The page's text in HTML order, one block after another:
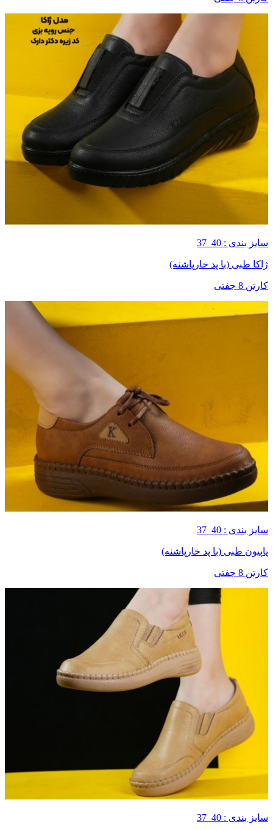
سایز بندی : 40_37
ژاکا طبی (با پد خارپاشنه)
کارتن 8 جفتی
سایز بندی : 40_37
پاپیون طبی (با پد خارپاشنه)
کارتن 8 جفتی
سایز بندی : 40_37